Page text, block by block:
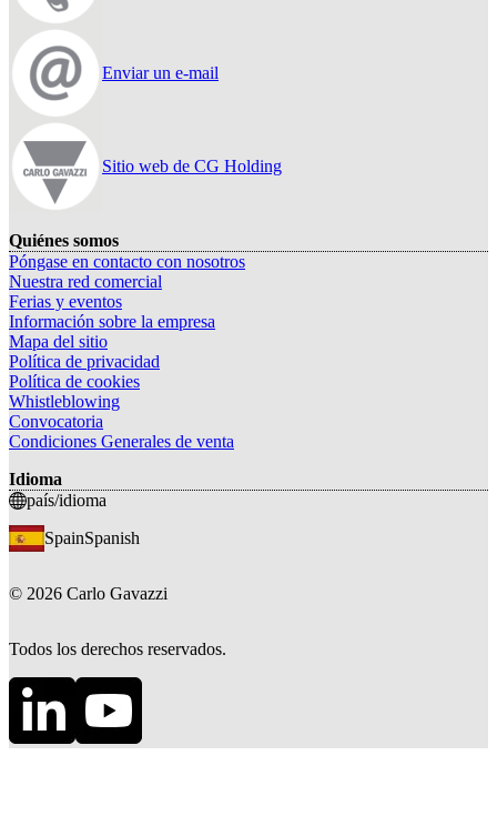
Enviar un e-mail
Sitio web de CG Holding
Quiénes somos
Póngase en contacto con nosotros
Nuestra red comercial
Ferias y eventos
Información sobre la empresa
Mapa del sitio
Política de privacidad
Política de cookies
Whistleblowing
Convocatoria
Condiciones Generales de venta
Idioma
país/idioma
SpainSpanish
© 2026 Carlo Gavazzi
Todos los derechos reservados.